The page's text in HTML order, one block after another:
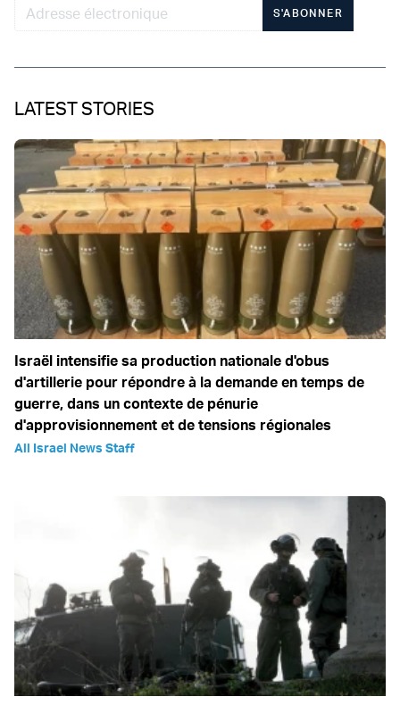
S'ABONNER
LATEST STORIES
Israël intensifie sa production nationale d'obus
d'artillerie pour répondre à la demande en temps de
guerre, dans un contexte de pénurie
d'approvisionnement et de tensions régionales
All Israel News Staff